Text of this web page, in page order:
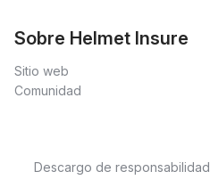
Sobre Helmet Insure
Sitio web
Comunidad
Descargo de responsabilidad